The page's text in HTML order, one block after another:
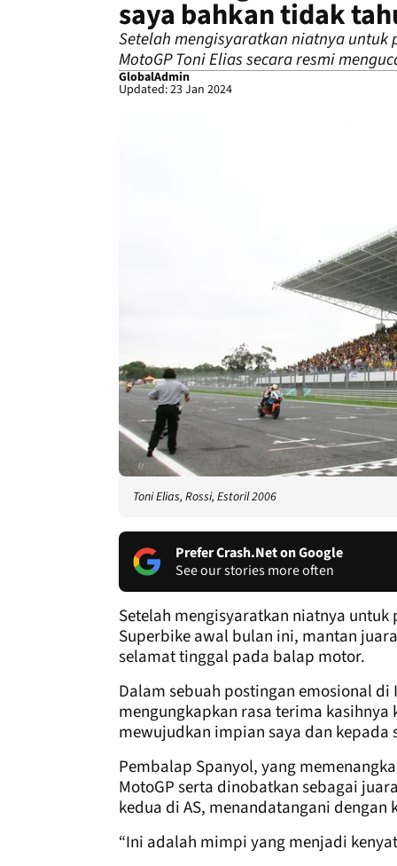
saya bahkan tidak
Setelah mengisyaratkan niatnya untuk
MotoGP Toni Elias secara resmi
GlobalAdmin
Updated: 23 Jan 2024
Toni Elias, Rossi, Estoril 2006
Prefer Crash.Net on Google
See our stories more often
Setelah mengisyaratkan niatnya
Superbike awal bulan ini, mantan
selamat tinggal pada balap motor.
Dalam sebuah postingan emosional
mengungkapkan rasa terima
mewujudkan impian saya dan kepada
Pembalap Spanyol, yang
MotoGP serta dinobatkan sebagai
kedua di AS, menandatangani dengan
“Ini adalah mimpi yang menjadi